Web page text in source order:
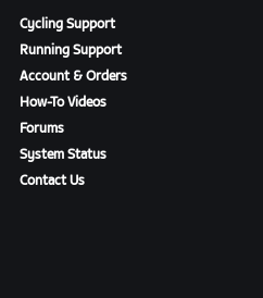
Cycling Support
Running Support
Account & Orders
How-To Videos
Forums
System Status
Contact Us